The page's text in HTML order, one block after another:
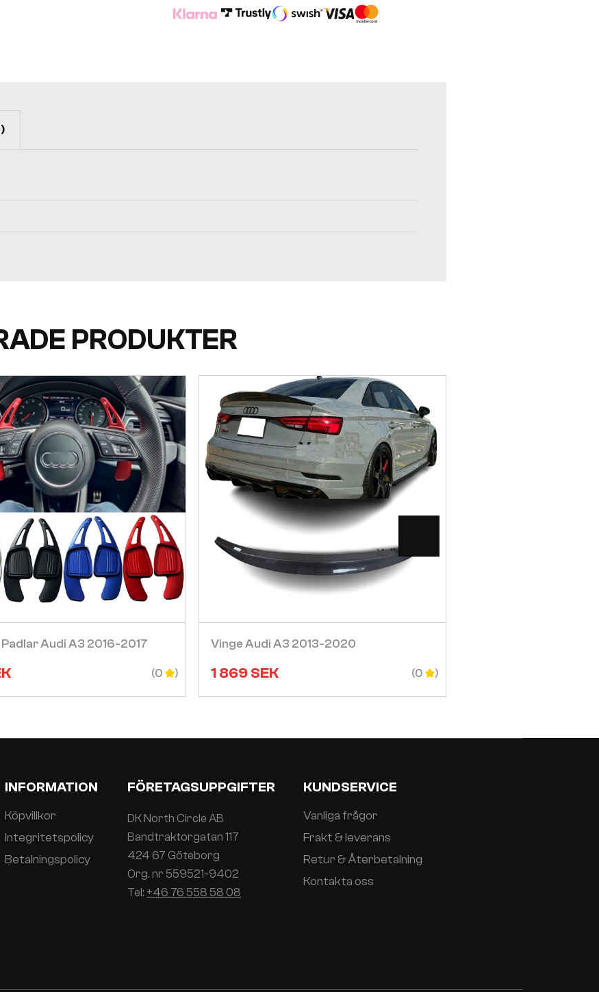
PRODUKTER
Audi A3 2016-2017
(0
Visa
Vinge Audi A3 2013-2020
1 869SEK (0
Visa
INFORMATION
Köpvillkor
Integritetspolicy
Betalningspolicy
FÖRETAGSUPPGIFTER
DK North Circle AB
Bandtraktorgatan 117
424 67 Göteborg
Org. nr 559521-9402
Tel: +46 76 558 58 08
KUNDSERVICE
Vanliga frågor
Frakt & leverans
Retur & Återbetalning
Kontakta oss